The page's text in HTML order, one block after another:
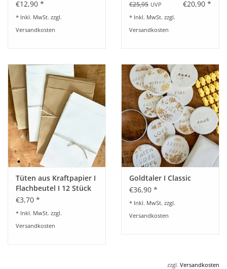
€12,90 *
* Inkl. MwSt. zzgl.
Versandkosten
€25,95 UVP €20,90 *
* Inkl. MwSt. zzgl.
Versandkosten
Tüten aus Kraftpapier I
Flachbeutel I 12 Stück
€3,70 *
* Inkl. MwSt. zzgl.
Versandkosten
Goldtaler I Classic
€36,90 *
* Inkl. MwSt. zzgl.
Versandkosten
zzgl. Versandkosten